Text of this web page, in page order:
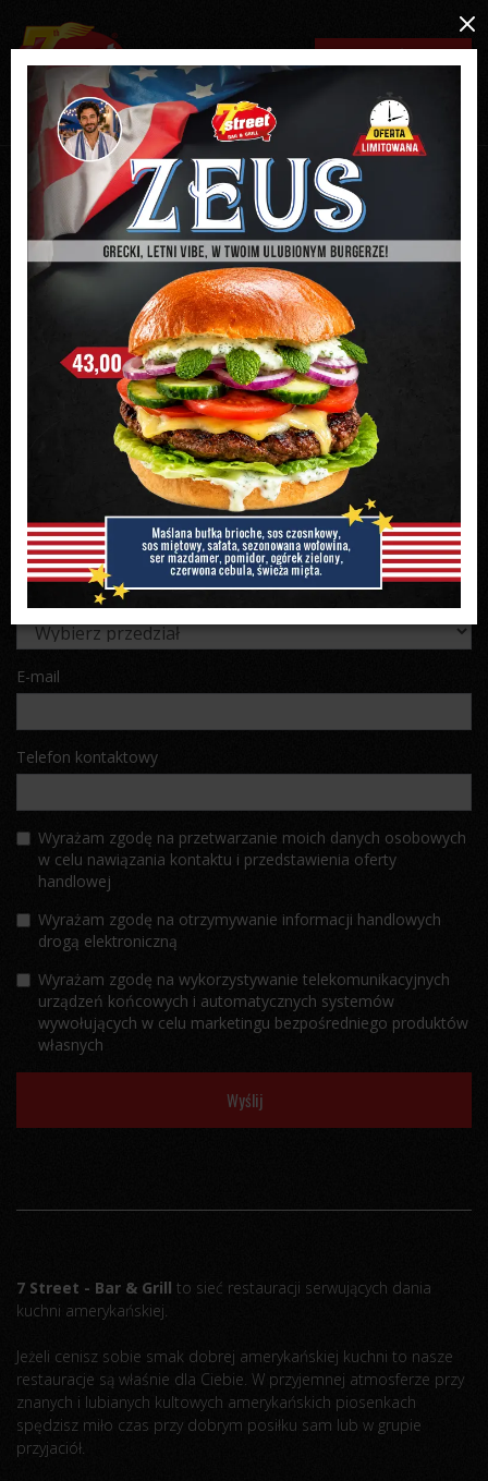
REZERWACJA ON-LINE RABATY FRANCZYZA
FRANCZYZA
Myślisz o Franczyzie w gastronomii? Chciałbyś prowadzić własną
Nasz pomysł jest właśnie dla Ciebie! Nie musisz mieć
doświadczenia!
Imię i nazwisko
Posiadane środki własne
E-mail
Telefon kontaktowy
Wyrażam zgodę na przetwarzanie moich danych osobowych
w celu nawiązania kontaktu i przedstawienia oferty
handlowej
Wyrażam zgodę na otrzymywanie informacji handlowych
drogą elektroniczną
Wyrażam zgodę na wykorzystywanie telekomunikacyjnych
urządzeń końcowych i automatycznych systemów
wywołujących w celu marketingu bezpośredniego produktów
własnych
Wyślij
7 Street - Bar & Grill to sieć restauracji serwujących dania
kuchni amerykańskiej.
Jeżeli cenisz sobie smak dobrej amerykańskiej kuchni to nasze
restauracje są właśnie dla Ciebie. W przyjemnej atmosferze przy
znanych i lubianych kultowych amerykańskich piosenkach
spędzisz miło czas przy dobrym posiłku sam lub w grupie
przyjaciół.